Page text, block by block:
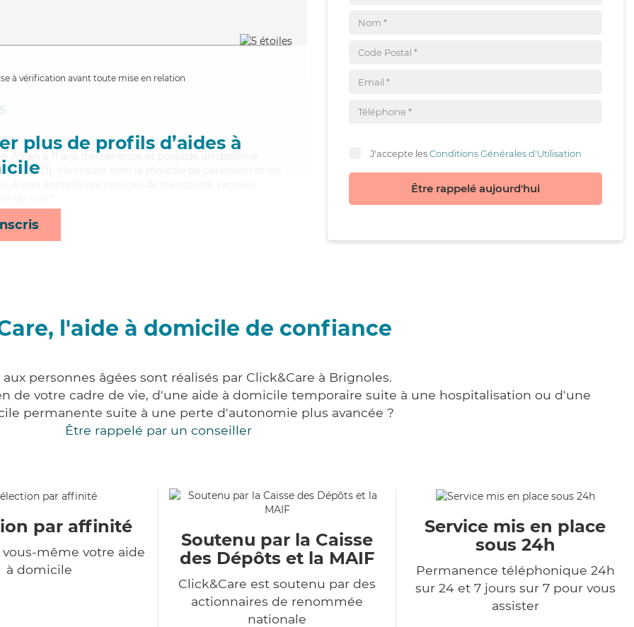
à vérification avant toute mise en relation
plus de profils d’aides à
Alban a 11 ans d'expérience et possède un diplôme
(ADVD). Maitrisant bien la maladie de parkinson et les
J'accepte lesConditions Générales d'Utilisation
Être rappelé aujourd'hui
l'aide à domicile de confiance
aux personnes âgées sont réalisés par Click&Care à Brignoles.
de votre cadre de vie, d'une aide à domicile temporaire suite à une hospitalisation ou d'une
permanente suite à une perte d'autonomie plus avancée ?
Être rappelé par un conseiller
par affinité
vous-même votre aide
à domicile
Soutenu par la Caisse
des Dépôts et la MAIF
Click&Care est soutenu par des
actionnaires de renommée
nationale
Service mis en place
sous 24h
Permanence téléphonique 24h
sur 24 et 7 jours sur 7 pour vous
assister